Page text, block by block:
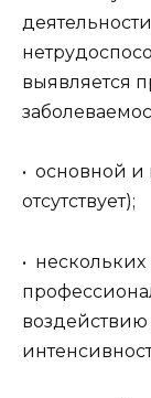
выявляется
• основной и
отсутствует);
•
воздействию